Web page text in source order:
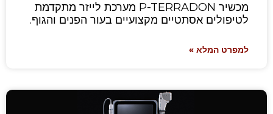
מכשיר P-TERRADON מערכת לייזר מתקדמת
לטיפולים אסתטיים מקצועיים בעור הפנים והגוף.
למפרט המלא »